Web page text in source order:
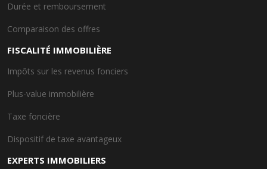
Durée et remboursement
Comparaison des offres
FISCALITÉ IMMOBILIÈRE
Impôts sur les revenus fonciers
Plus-value immobilière
Taxe foncière
Dispositif de taxe avantageux
EXPERTS IMMOBILIERS